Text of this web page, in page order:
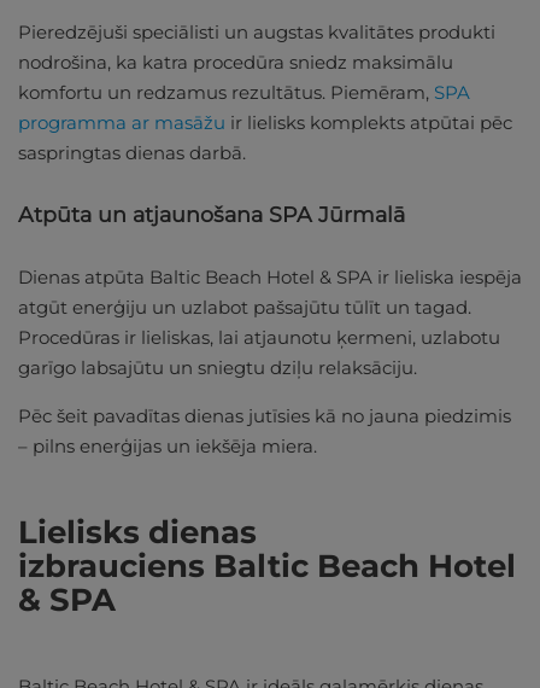
Pieredzējuši speciālisti un augstas kvalitātes produkti
nodrošina, ka katra procedūra sniedz maksimālu
komfortu un redzamus rezultātus. Piemēram, SPA
programma ar masāžu ir lielisks komplekts atpūtai pēc
saspringtas dienas darbā.
Atpūta un atjaunošana SPA Jūrmalā
Dienas atpūta Baltic Beach Hotel & SPA ir lieliska iespēja
atgūt enerģiju un uzlabot pašsajūtu tūlīt un tagad.
Procedūras ir lieliskas, lai atjaunotu ķermeni, uzlabotu
garīgo labsajūtu un sniegtu dziļu relaksāciju.
Pēc šeit pavadītas dienas jutīsies kā no jauna piedzimis
– pilns enerģijas un iekšēja miera.
Lielisks dienas
izbrauciens Baltic Beach Hotel
& SPA